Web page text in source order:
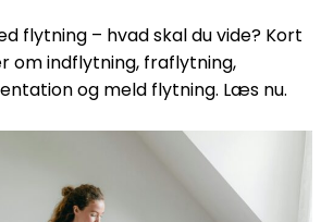
flytning – hvad skal du vide? Kort
om indflytning, fraflytning,
og meld flytning. Læs nu.